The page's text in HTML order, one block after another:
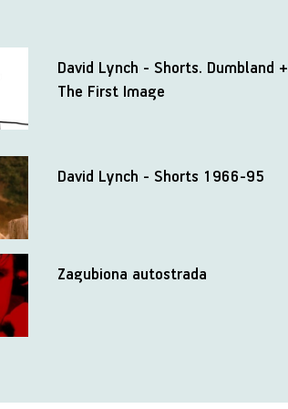
David Lynch - Shorts. Dumbland +
The First Image
David Lynch - Shorts 1966-95
Zagubiona autostrada